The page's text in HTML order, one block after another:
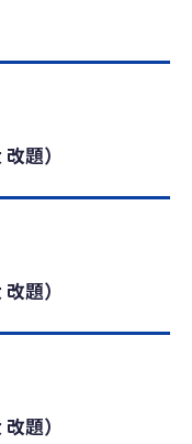
題）
題）
題）